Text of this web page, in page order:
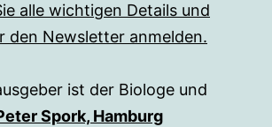
alle wichtigen Details und
den Newsletter anmelden.
ist der Biologe und
Spork, Hamburg